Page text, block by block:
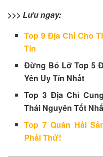
>>> Lưu ngay:
Top 9 Địa Chỉ Cho
Tín
Đừng Bỏ Lỡ Top 5
Yên Uy Tín Nhất
Top 3 Địa Chỉ
Thái Nguyên Tốt
Top 7 Quán Hải
Phải Thử!